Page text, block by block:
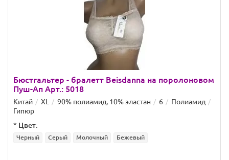
Бюстгальтер - бралетт Beisdanna на поролоновом
Пуш-Ап Арт.: 5018
Китай XL 90% полиамид, 10% эластан 6
Полиамид
Гипюр
* Цвет:
Черный Серый Молочный Бежевый